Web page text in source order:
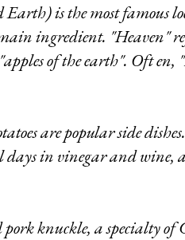
is the most famous
ingredient. "Heaven"
"apples of the earth". Oft
are popular side
in vinegar and wine,
knuckle, a specialty